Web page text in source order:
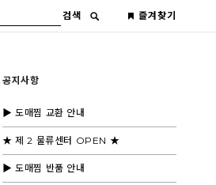
검색 즐겨찾기
공지사항
▶ 도매찜 교환 안내
★ 제 2 물류센터 OPEN ★
▶ 도매찜 반품 안내